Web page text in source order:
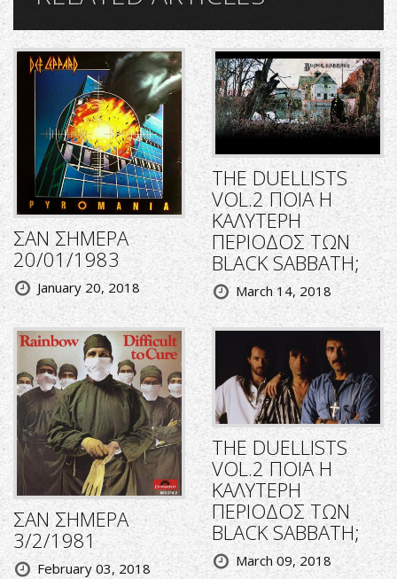
ΣΑΝ ΣΗΜΕΡΑ
20/01/1983
January 20, 2018
THE DUELLISTS
VOL.2 ΠΟΙΑ Η
ΚΑΛΥΤΕΡΗ
ΠΕΡΙΟΔΟΣ ΤΩΝ
BLACK SABBATH;
March 14, 2018
ΣΑΝ ΣΗΜΕΡΑ
3/2/1981
February 03, 2018
THE DUELLISTS
VOL.2 ΠΟΙΑ Η
ΚΑΛΥΤΕΡΗ
ΠΕΡΙΟΔΟΣ ΤΩΝ
BLACK SABBATH;
March 09, 2018